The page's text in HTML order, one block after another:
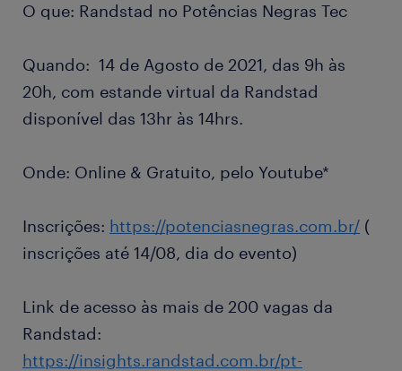
O que: Randstad no Potências Negras Tec
Quando: 14 de Agosto de 2021, das 9h às
20h, com estande virtual da Randstad
disponível das 13hr às 14hrs.
Onde: Online & Gratuito, pelo Youtube*
Inscrições: https://potenciasnegras.com.br/ (
inscrições até 14/08, dia do evento)
Link de acesso às mais de 200 vagas da
Randstad:
https://insights.randstad.com.br/pt-